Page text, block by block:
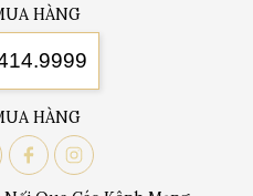
HÀNG
HÀNG